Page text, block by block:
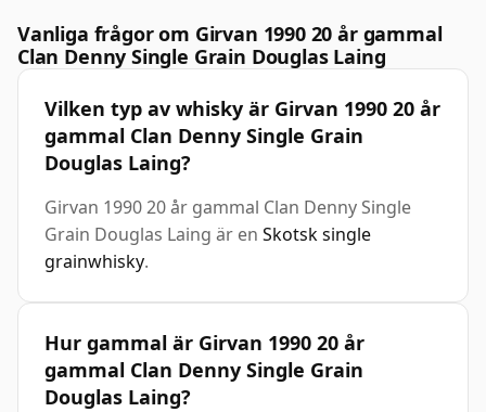
Vanliga frågor om Girvan 1990 20 år gammal
Clan Denny Single Grain Douglas Laing
Vilken typ av whisky är Girvan 1990 20 år
gammal Clan Denny Single Grain
Douglas Laing?
Girvan 1990 20 år gammal Clan Denny Single
Grain Douglas Laing är en Skotsk single
grainwhisky.
Hur gammal är Girvan 1990 20 år
gammal Clan Denny Single Grain
Douglas Laing?